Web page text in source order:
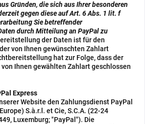
Gründen, die sich aus Ihrer besonderen
gegen diese auf Art. 6 Abs. 1 lit. f
Sie betreffender
durch Mitteilung an PayPal zu
der Daten ist für den
von Ihnen gewünschten Zahlart
hat zur Folge, dass der
Ihnen gewählten Zahlart geschlossen
Express
Website den Zahlungsdienst PayPal
S.à.r.l. et Cie, S.C.A. (22-24
Luxemburg; "PayPal"). Die